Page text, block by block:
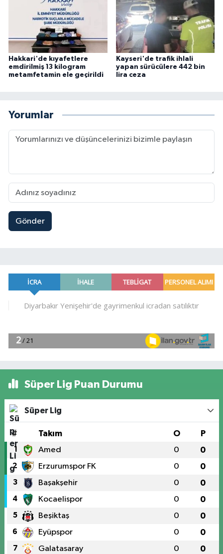
Hakkari'de kıyafetlere
emdirilmiş 13 kilogram
metamfetamin ele geçirildi
Kayseri'de trafik ihlali
yapan sürücülere 442 bin
lira ceza
Yorumlar
Gönder
Süper Lig Puan Durumu
Süper Lig
# Takım O P
1 Amed 0 0
2 Erzurumspor FK 0 0
3 Başakşehir 0 0
4 Kocaelispor 0 0
5 Beşiktaş 0 0
6 Eyüpspor 0 0
7 Galatasaray 0 0